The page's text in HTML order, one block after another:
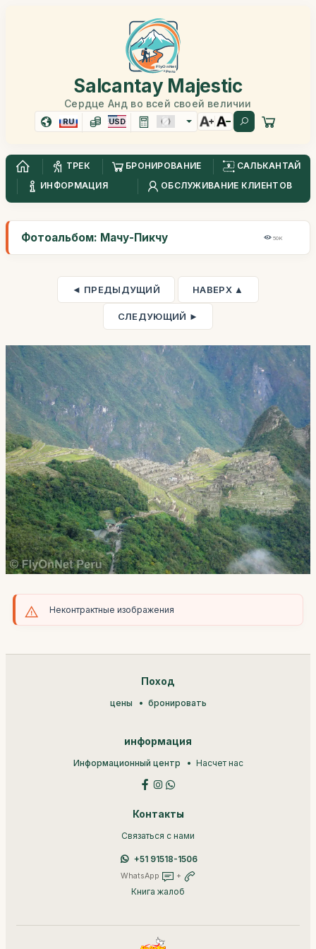
Salcantay Majestic
Сердце Анд во всей своей величии
RU USD
ТРЕК БРОНИРОВАНИЕ
САЛЬКАНТАЙ
ИНФОРМАЦИЯ
ОБСЛУЖИВАНИЕ КЛИЕНТОВ
Фотоальбом: Мачу-Пикчу 50K
◄ ПРЕДЫДУЩИЙ НАВЕРХ ▲
СЛЕДУЮЩИЙ ►
Неконтрактные изображения
Поход
цены бронировать
информация
Информационный центр Насчет нас
Контакты
Связаться с нами
+51 91518-1506
WhatsApp +
Книга жалоб